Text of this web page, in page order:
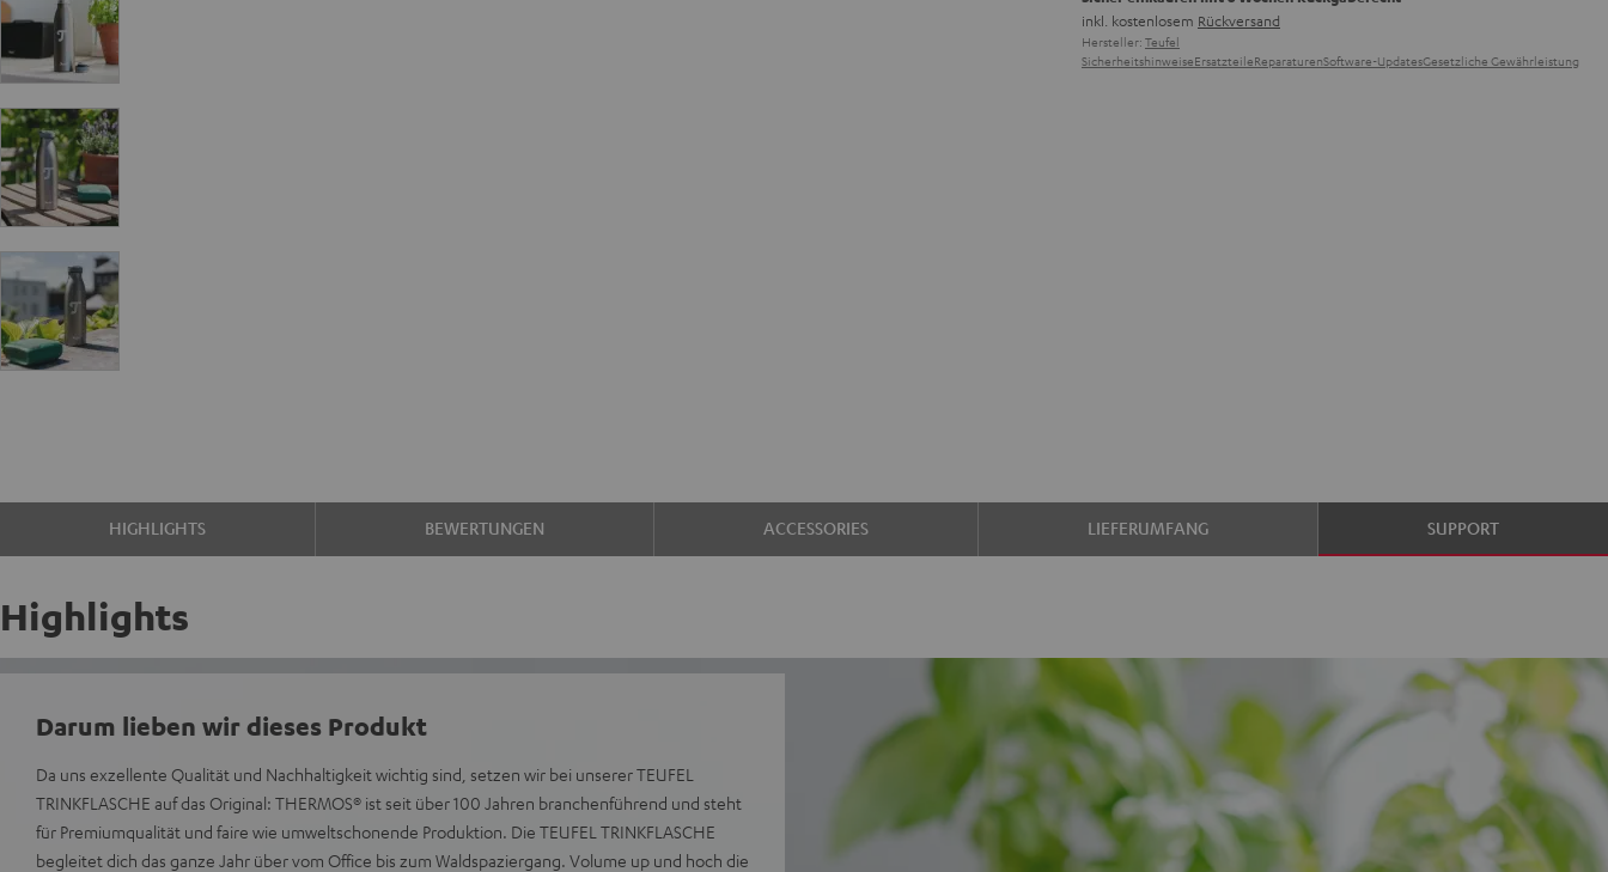
inkl. kostenlosem Rückversand
Hersteller: Teufel
SicherheitshinweiseErsatzteileReparaturenSoftware-UpdatesGesetzliche Gewährleistung
HIGHLIGHTS BEWERTUNGEN ACCESSORIES LIEFERUMFANG SUPPORT
Highlights
Darum lieben wir dieses Produkt
Da uns exzellente Qualität und Nachhaltigkeit wichtig sind, setzen wir bei unserer TEUFEL
TRINKFLASCHE auf das Original: THERMOS® ist seit über 100 Jahren branchenführend und steht
für Premiumqualität und faire wie umweltschonende Produktion. Die TEUFEL TRINKFLASCHE
begleitet dich das ganze Jahr über vom Office bis zum Waldspaziergang. Volume up und hoch die